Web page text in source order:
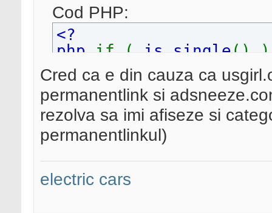
Cod PHP:
<?
php if ( is_single () )
y_description
?>
Cred ca e din cauza ca
permanentlink si
rezolva sa imi afiseze si
permanentlinkul)
electric cars